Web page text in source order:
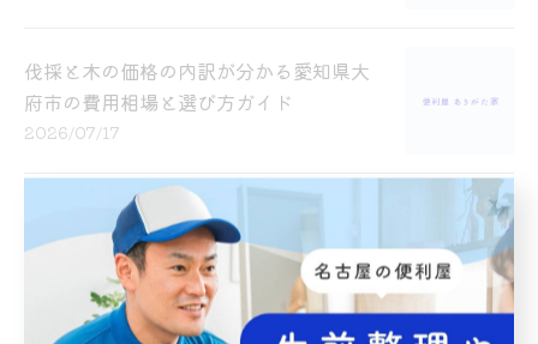
伐採と木の価格の内訳が分かる愛知県大
府市の費用相場と選び方ガイド
2026/07/17
伐採の重要性と愛知県名古屋市で知って
おきたい安全と活用ポイント
2026/07/16